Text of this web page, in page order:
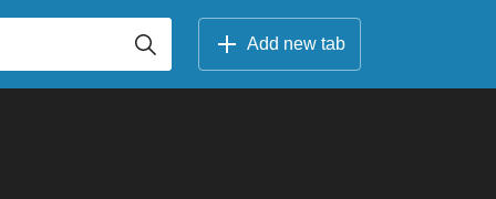
Add new tab